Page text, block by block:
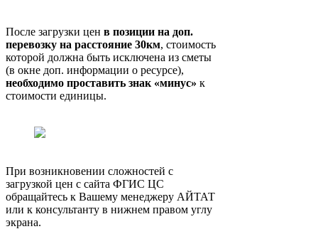
После загрузки цен в позиции на доп.
перевозку на расстояние 30км, стоимость
которой должна быть исключена из сметы
(в окне доп. информации о ресурсе),
необходимо проставить знак «минус» к
стоимости единицы.
При возникновении сложностей с
загрузкой цен с сайта ФГИС ЦС
обращайтесь к Вашему менеджеру АЙТАТ
или к консультанту в нижнем правом углу
экрана.